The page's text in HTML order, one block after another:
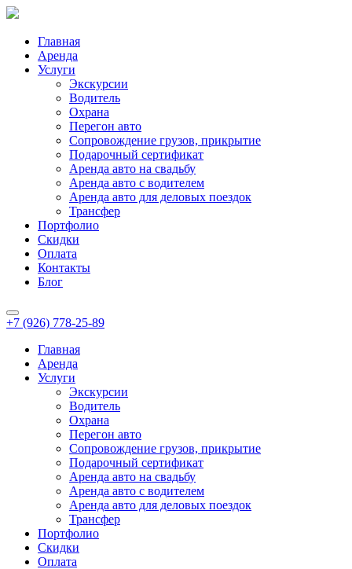
Главная
Аренда
Услуги
Экскурсии
Водитель
Охрана
Перегон авто
Сопровождение грузов, прикрытие
Подарочный сертификат
Аренда авто на свадьбу
Аренда авто с водителем
Аренда авто для деловых поездок
Трансфер
Портфолио
Скидки
Оплата
Контакты
Блог
+7 (926) 778-25-89
Главная
Аренда
Услуги
Экскурсии
Водитель
Охрана
Перегон авто
Сопровождение грузов, прикрытие
Подарочный сертификат
Аренда авто на свадьбу
Аренда авто с водителем
Аренда авто для деловых поездок
Трансфер
Портфолио
Скидки
Оплата